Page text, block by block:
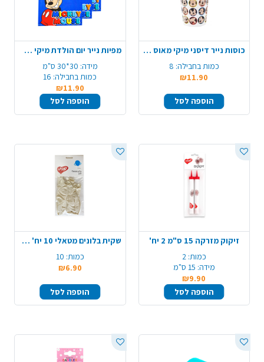
כוסות נייר דיסני מיקי מאוס - פרצופים
כמות בחבילה: 8
₪11.90
הוספה לסל
מפיות נייר יום הולדת מיקי מאוס - כחול
מידה: 30*30 ס"מ
כמות בחבילה: 16
₪11.90
הוספה לסל
זיקוק מזרקה 15 ס"מ 2 יח'
כמות: 2
מידה: 15 ס"מ
₪9.90
הוספה לסל
שקית בלונים מטאלי 10 יח' - לבן
כמות: 10
₪6.90
הוספה לסל